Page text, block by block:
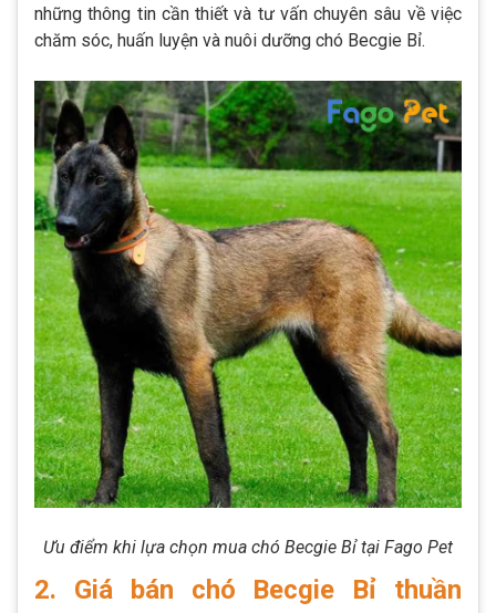
những thông tin cần thiết và tư vấn chuyên sâu về việc
chăm sóc, huấn luyện và nuôi dưỡng chó Becgie Bỉ.
Ưu điểm khi lựa chọn mua chó Becgie Bỉ tại Fago Pet
2. Giá bán chó Becgie Bỉ thuần